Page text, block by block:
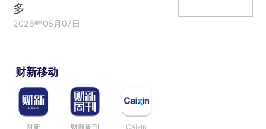
多
2026年08月07日
财新移动
财新 财新周刊 Caixin